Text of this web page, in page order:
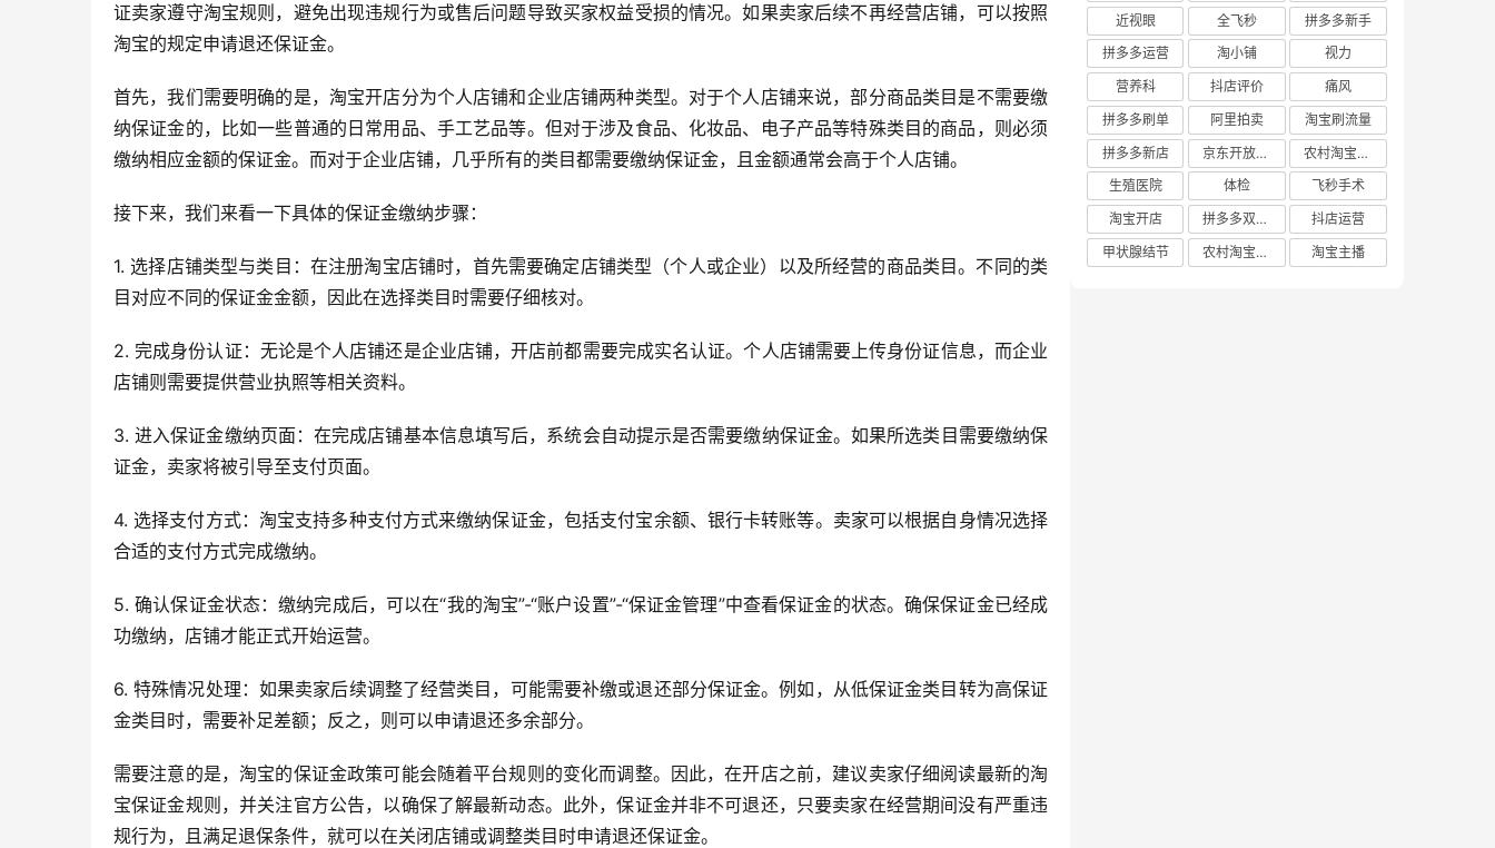
证卖家遵守淘宝规则，避免出现违规行为或售后问题导致买家权益受损的情况。如果卖家后续不再经营店铺，可以按照
淘宝的规定申请退还保证金。
首先，我们需要明确的是，淘宝开店分为个人店铺和企业店铺两种类型。对于个人店铺来说，部分商品类目是不需要缴
纳保证金的，比如一些普通的日常用品、手工艺品等。但对于涉及食品、化妆品、电子产品等特殊类目的商品，则必须
缴纳相应金额的保证金。而对于企业店铺，几乎所有的类目都需要缴纳保证金，且金额通常会高于个人店铺。
接下来，我们来看一下具体的保证金缴纳步骤：
1. 选择店铺类型与类目：在注册淘宝店铺时，首先需要确定店铺类型（个人或企业）以及所经营的商品类目。不同的类
目对应不同的保证金金额，因此在选择类目时需要仔细核对。
2. 完成身份认证：无论是个人店铺还是企业店铺，开店前都需要完成实名认证。个人店铺需要上传身份证信息，而企业
店铺则需要提供营业执照等相关资料。
3. 进入保证金缴纳页面：在完成店铺基本信息填写后，系统会自动提示是否需要缴纳保证金。如果所选类目需要缴纳保
证金，卖家将被引导至支付页面。
4. 选择支付方式：淘宝支持多种支付方式来缴纳保证金，包括支付宝余额、银行卡转账等。卖家可以根据自身情况选择
合适的支付方式完成缴纳。
5. 确认保证金状态：缴纳完成后，可以在“我的淘宝”-“账户设置”-“保证金管理”中查看保证金的状态。确保保证金已经成
功缴纳，店铺才能正式开始运营。
6. 特殊情况处理：如果卖家后续调整了经营类目，可能需要补缴或退还部分保证金。例如，从低保证金类目转为高保证
金类目时，需要补足差额；反之，则可以申请退还多余部分。
需要注意的是，淘宝的保证金政策可能会随着平台规则的变化而调整。因此，在开店之前，建议卖家仔细阅读最新的淘
宝保证金规则，并关注官方公告，以确保了解最新动态。此外，保证金并非不可退还，只要卖家在经营期间没有严重违
规行为，且满足退保条件，就可以在关闭店铺或调整类目时申请退还保证金。
近视眼
全飞秒
拼多多新手
拼多多运营
淘小铺
视力
营养科
抖店评价
痛风
拼多多刷单
阿里拍卖
淘宝刷流量
拼多多新店
京东开放平台
农村淘宝快递
生殖医院
体检
飞秒手术
淘宝开店
拼多多双十二
抖店运营
甲状腺结节
农村淘宝店铺 淘宝主播